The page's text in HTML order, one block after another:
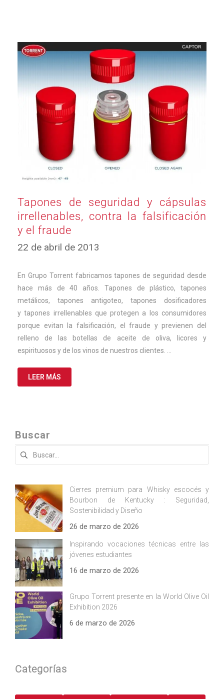
Tapones de seguridad y cápsulas
irrellenables, contra la falsificación
y el fraude
22 de abril de 2013
de
2024
En Grupo Torrent fabricamos tapones de seguridad desde
hace más de 40 años. Tapones de plástico, tapones
metálicos, tapones antigoteo, tapones dosificadores
y tapones irrellenables que protegen a los consumidores
porque evitan la falsificación, el fraude y previenen del
relleno de las botellas de aceite de oliva, licores y
espirituosos y de los vinos de nuestros clientes. …
LEER MÁS
Buscar
Buscar:
Cierres premium para Whisky escocés y
Bourbon de Kentucky : Seguridad,
Sostenibilidad y Diseño
26 de marzo de 2026
Inspirando vocaciones técnicas entre las
jóvenes estudiantes
16 de marzo de 2026
Grupo Torrent presente en la World Olive Oil
Exhibition 2026
6 de marzo de 2026
Categorías